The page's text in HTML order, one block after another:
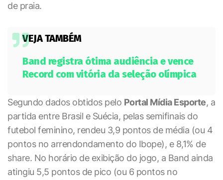
de praia.
VEJA TAMBÉM
Band registra ótima audiência e vence
Record com vitória da seleção olímpica
Segundo dados obtidos pelo Portal Mídia Esporte, a
partida entre Brasil e Suécia, pelas semifinais do
futebol feminino, rendeu 3,9 pontos de média (ou 4
pontos no arrendondamento do Ibope), e 8,1% de
share. No horário de exibição do jogo, a Band ainda
atingiu 5,5 pontos de pico (ou 6 pontos no